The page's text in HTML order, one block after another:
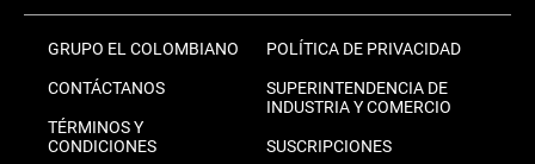
GRUPO EL COLOMBIANO
CONTÁCTANOS
TÉRMINOS Y
CONDICIONES
POLÍTICA DE PRIVACIDAD
SUPERINTENDENCIA DE
INDUSTRIA Y COMERCIO
SUSCRIPCIONES